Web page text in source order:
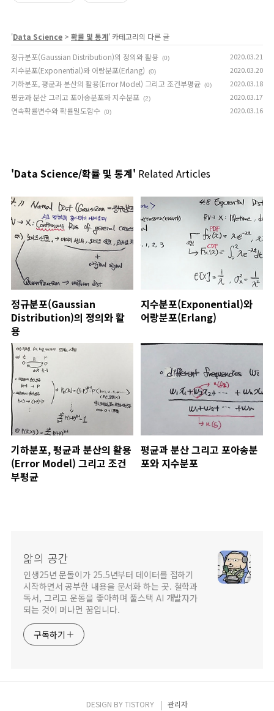
'Data Science > 확률 및 통계' 카테고리의 다른 글
정규분포(Gaussian Distribution)의 정의와 활용 (0) 2020.03.21
지수분포(Exponential)와 어랑분포(Erlang) (0) 2020.03.20
기하분포, 평균과 분산의 활용(Error Model) 그리고 조건부평균 (0) 2020.03.18
평균과 분산 그리고 포아송분포와 지수분포 (2) 2020.03.17
연속확률변수와 확률밀도함수 (0) 2020.03.16
'Data Science/확률 및 통계' Related Articles
정규분포(Gaussian
Distribution)의 정의와 활
용
지수분포(Exponential)와
어랑분포(Erlang)
기하분포, 평균과 분산의 활용
(Error Model) 그리고 조건
부평균
평균과 분산 그리고 포아송분
포와 지수분포
앎의 공간
인생25년 문돌이가 25.5년부터 데이터를 접하기
시작하면서 공부한 내용을 문서화 하는 곳. 철학과
독서, 그리고 운동을 좋아하며 풀스택 AI 개발자가
되는 것이 머나먼 꿈입니다.
구독하기
DESIGN BYTISTORY 관리자